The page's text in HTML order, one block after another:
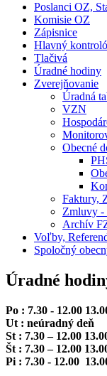
Poslanci OZ,
Komisie OZ
Zápisnice
Hlavný
Tlačivá
Úradné hodiny
Zverejňovanie
Úradná
VZN
Obecné
Faktury,
Zmluvy -
Archív
Voľby,
Spoločný
Úradné
Po : 7.30 - 12.00
Ut : neúradný deň
St : 7.30 – 12.00
Št : 7.30 – 12.00
Pi : 7.30 - 12.00